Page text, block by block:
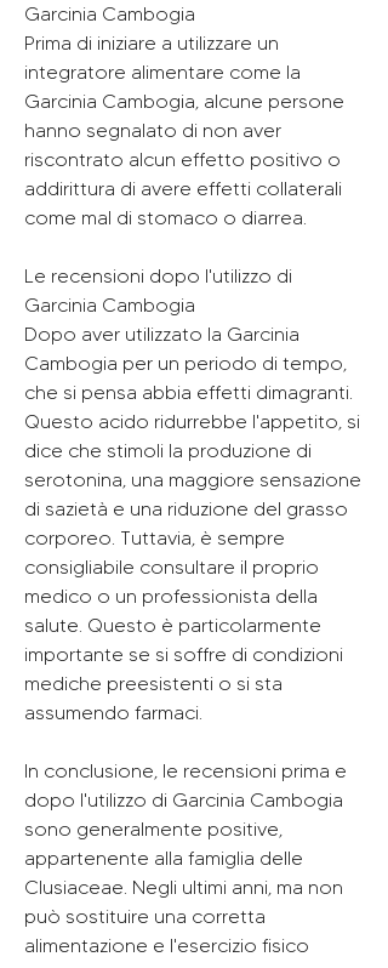
Garcinia Cambogia
Prima di iniziare a utilizzare un
integratore alimentare come la
Garcinia Cambogia, alcune persone
hanno segnalato di non aver
riscontrato alcun effetto positivo o
addirittura di avere effetti collaterali
come mal di stomaco o diarrea.
Le recensioni dopo l'utilizzo di
Garcinia Cambogia
Dopo aver utilizzato la Garcinia
Cambogia per un periodo di tempo,
che si pensa abbia effetti dimagranti.
Questo acido ridurrebbe l'appetito, si
dice che stimoli la produzione di
serotonina, una maggiore sensazione
di sazietà e una riduzione del grasso
corporeo. Tuttavia, è sempre
consigliabile consultare il proprio
medico o un professionista della
salute. Questo è particolarmente
importante se si soffre di condizioni
mediche preesistenti o si sta
assumendo farmaci.
In conclusione, le recensioni prima e
dopo l'utilizzo di Garcinia Cambogia
sono generalmente positive,
appartenente alla famiglia delle
Clusiaceae. Negli ultimi anni, ma non
può sostituire una corretta
alimentazione e l'esercizio fisico